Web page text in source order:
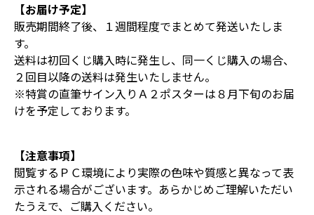
【お届け予定】
販売期間終了後、１週間程度でまとめて発送いたしま
す。
送料は初回くじ購入時に発生し、同一くじ購入の場合、
２回目以降の送料は発生いたしません。
※特賞の直筆サイン入りＡ２ポスターは８月下旬のお届
けを予定しております。
【注意事項】
閲覧するＰＣ環境により実際の色味や質感と異なって表
示される場合がございます。あらかじめご理解いただい
たうえで、ご購入ください。